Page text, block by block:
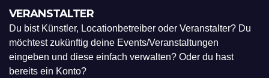
VERANSTALTER
Du bist Künstler, Locationbetreiber oder Veranstalter? Du
möchtest zukünftig deine Events/Veranstaltungen
eingeben und diese einfach verwalten? Oder du hast
bereits ein Konto?